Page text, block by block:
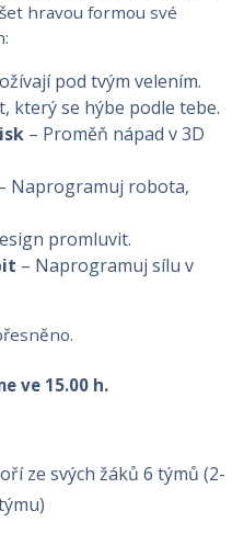
hravou formou své
pod tvým velením.
který se hýbe podle tebe.
– Proměň nápad v 3D
Naprogramuj robota,
promluvit.
– Naprogramuj sílu v
ve 15.00 h.
ze svých žáků 6 týmů (2-